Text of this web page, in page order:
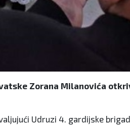
Zorana Milanovića
Udruzi 4. gardijske